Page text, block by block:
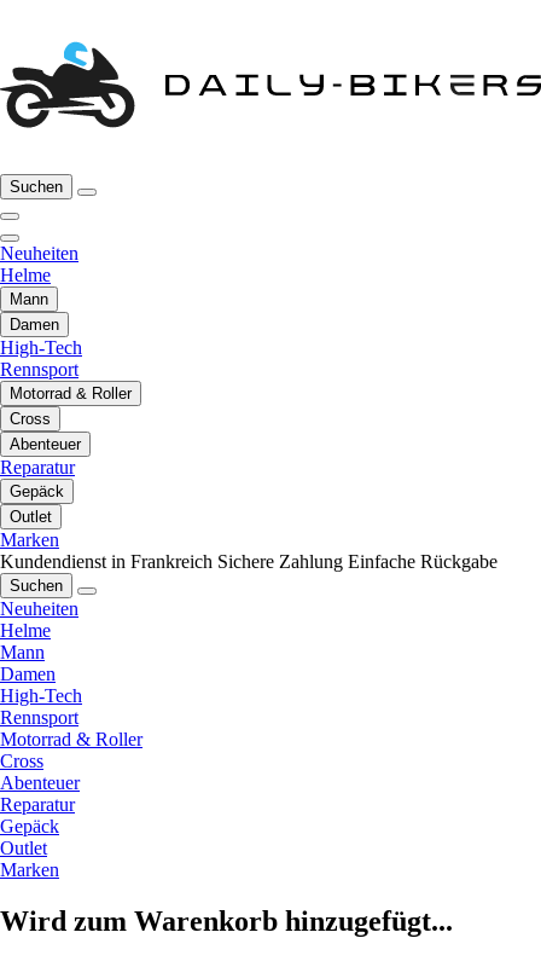
Suchen
Neuheiten
Helme
Mann
Damen
High-Tech
Rennsport
Motorrad & Roller
Cross
Abenteuer
Reparatur
Gepäck
Outlet
Marken
Kundendienst in Frankreich Sichere Zahlung Einfache Rückgabe
Suchen
Neuheiten
Helme
Mann
Damen
High-Tech
Rennsport
Motorrad & Roller
Cross
Abenteuer
Reparatur
Gepäck
Outlet
Marken
Wird zum Warenkorb hinzugefügt...